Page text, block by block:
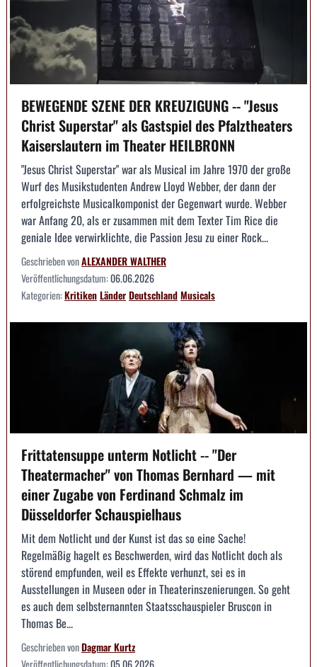
BEWEGENDE SZENE DER KREUZIGUNG -- "Jesus
Christ Superstar" als Gastspiel des Pfalztheaters
Kaiserslautern im Theater HEILBRONN
"Jesus Christ Superstar" war als Musical im Jahre 1970 der große
Wurf des Musikstudenten Andrew Lloyd Webber, der dann der
erfolgreichste Musicalkomponist der Gegenwart wurde. Webber
war Anfang 20, als er zusammen mit dem Texter Tim Rice die
geniale Idee verwirklichte, die Passion Jesu zu einer Rock...
Geschrieben vonALEXANDER WALTHER
Veröffentlichungsdatum:06.06.2026
Kategorien:KritikenLänderDeutschlandMusicals
Frittatensuppe unterm Notlicht -- "Der
Theatermacher" von Thomas Bernhard — mit
einer Zugabe von Ferdinand Schmalz im
Düsseldorfer Schauspielhaus
Mit dem Notlicht und der Kunst ist das so eine Sache!
Regelmäßig hagelt es Beschwerden, wird das Notlicht doch als
störend empfunden, weil es Effekte verhunzt, sei es in
Ausstellungen in Museen oder in Theaterinszenierungen. So geht
es auch dem selbsternannten Staatsschauspieler Bruscon in
Thomas Be...
Geschrieben vonDagmar Kurtz
Veröffentlichungsdatum:05.06.2026